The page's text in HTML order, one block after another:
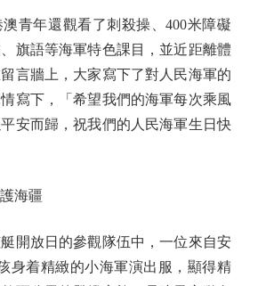
年還觀看了刺殺操、400米障礙
旗語等海軍特色課目，並近距離體
言牆上，大家寫下了對人民海軍的
寫下，「希望我們的海軍每次乘風
安而歸，祝我們的人民海軍生日快
海疆
放日的參觀隊伍中，一位來自安
身着精緻的小海軍演出服，顯得精